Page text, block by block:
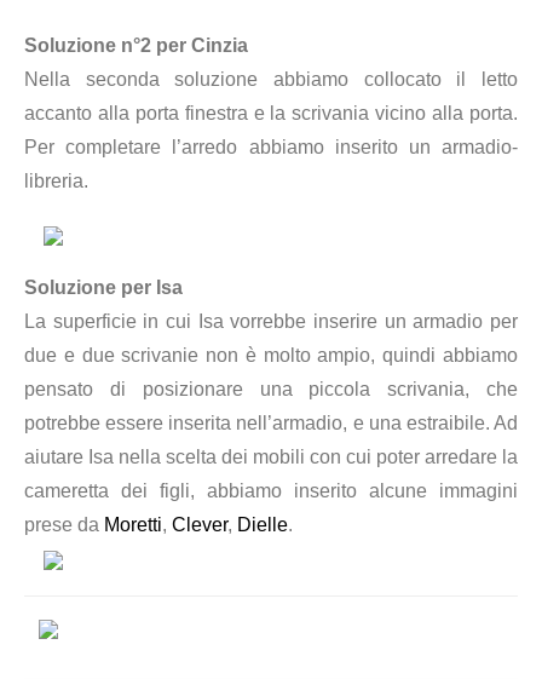
Soluzione n°2 per Cinzia
Nella seconda soluzione abbiamo collocato il letto
accanto alla porta finestra e la scrivania vicino alla porta.
Per completare l’arredo abbiamo inserito un armadio-
libreria.
Soluzione per Isa
La superficie in cui Isa vorrebbe inserire un armadio per
due e due scrivanie non è molto ampio, quindi abbiamo
pensato di posizionare una piccola scrivania, che
potrebbe essere inserita nell’armadio, e una estraibile. Ad
aiutare Isa nella scelta dei mobili con cui poter arredare la
cameretta dei figli, abbiamo inserito alcune immagini
prese da Moretti, Clever, Dielle.